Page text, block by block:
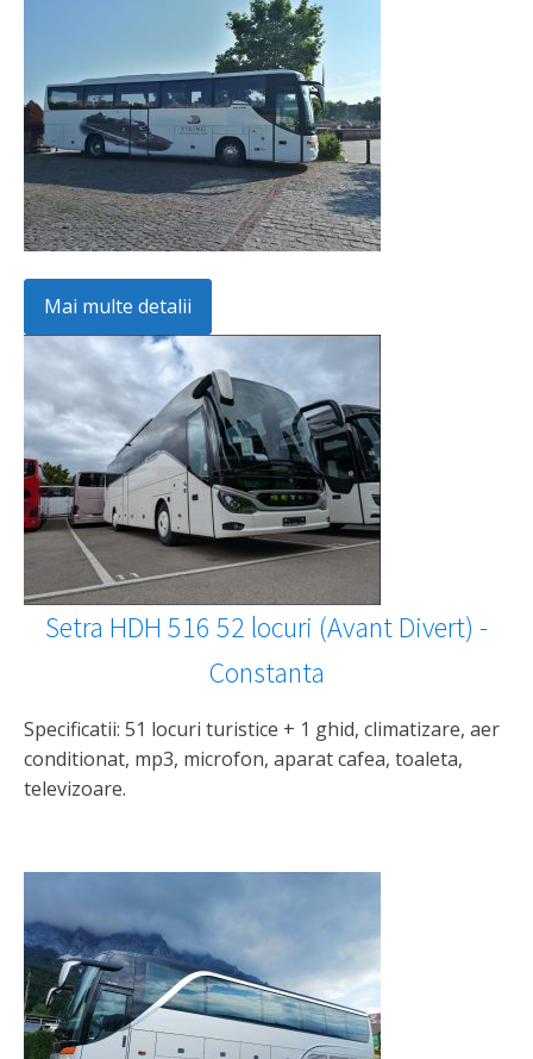
Mai multe detalii
Setra HDH 516 52 locuri (Avant Divert) -
Constanta
Specificatii: 51 locuri turistice + 1 ghid, climatizare, aer
conditionat, mp3, microfon, aparat cafea, toaleta,
televizoare.